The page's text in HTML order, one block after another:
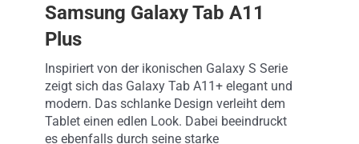
Samsung Galaxy Tab A11
Plus
Inspiriert von der ikonischen Galaxy S Serie
zeigt sich das Galaxy Tab A11+ elegant und
modern. Das schlanke Design verleiht dem
Tablet einen edlen Look. Dabei beeindruckt
es ebenfalls durch seine starke